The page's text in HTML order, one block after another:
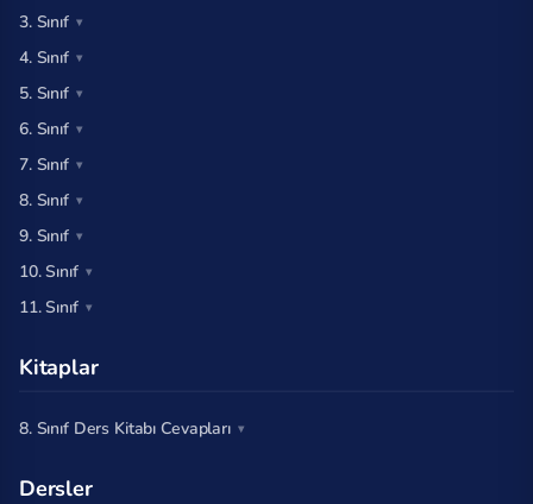
3. Sınıf
4. Sınıf
5. Sınıf
6. Sınıf
7. Sınıf
8. Sınıf
9. Sınıf
10. Sınıf
11. Sınıf
Kitaplar
8. Sınıf Ders Kitabı Cevapları
Dersler